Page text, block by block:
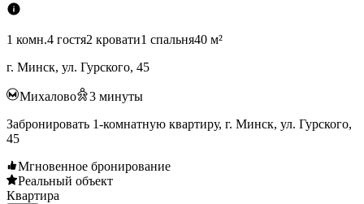
1 комн.4 гостя2 кровати1 спальня40 м²
г. Минск, ул. Гурского, 45
Михалово 3 минуты
Забронировать 1-комнатную квартиру, г. Минск, ул. Гурского,
45
Мгновенное бронирование
Реальный объект
Квартира